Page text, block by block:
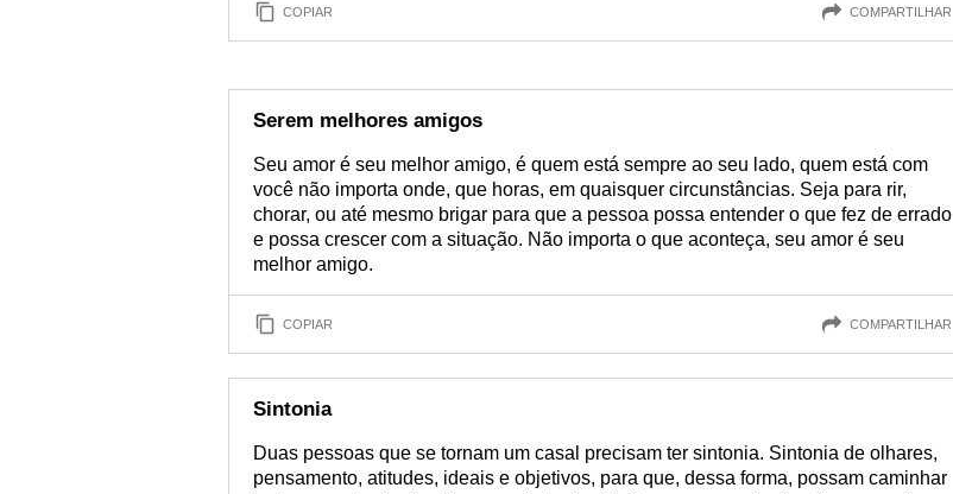
COPIAR COMPARTILHAR
Serem melhores amigos
Seu amor é seu melhor amigo, é quem está sempre ao seu lado, quem está com
você não importa onde, que horas, em quaisquer circunstâncias. Seja para rir,
chorar, ou até mesmo brigar para que a pessoa possa entender o que fez de errado
e possa crescer com a situação. Não importa o que aconteça, seu amor é seu
melhor amigo.
COPIAR COMPARTILHAR
Sintonia
Duas pessoas que se tornam um casal precisam ter sintonia. Sintonia de olhares,
pensamento, atitudes, ideais e objetivos, para que, dessa forma, possam caminhar